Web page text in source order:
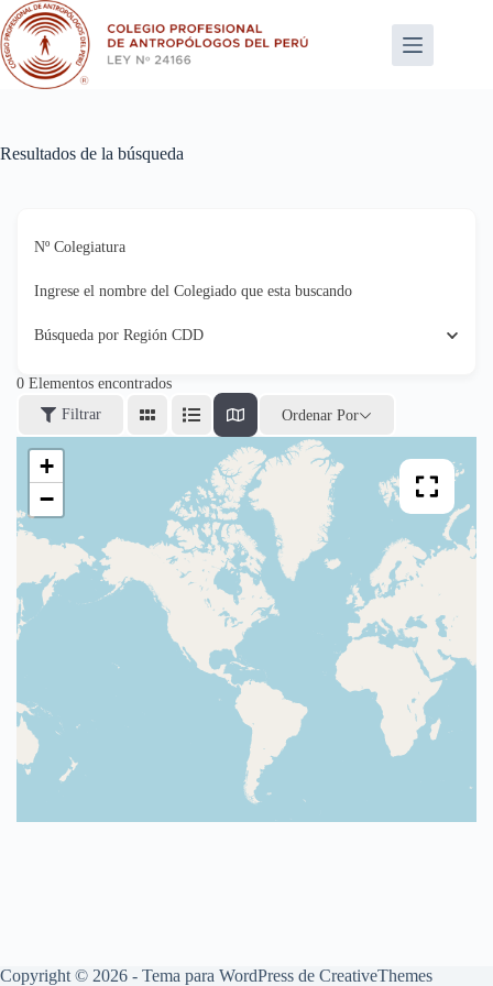
Saltar
al
contenido
Resultados de la búsqueda
Nº Colegiatura
Ingrese el nombre del Colegiado que esta buscando
Búsqueda por Región CDD
0 Elementos encontrados
Filtrar
Ordenar Por
+
−
Copyright © 2026 - Tema para WordPress de CreativeThemes